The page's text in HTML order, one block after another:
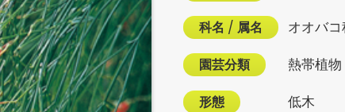
科名 / 属名 オオバ
園芸分類 熱帯植物
形態 低木